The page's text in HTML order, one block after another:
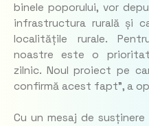
binele poporului, vor
infrastructura rurală și
localitățile rurale.
noastre este o
zilnic. Noul proiect pe
confirmă acest fapt”, a
Cu un mesaj de